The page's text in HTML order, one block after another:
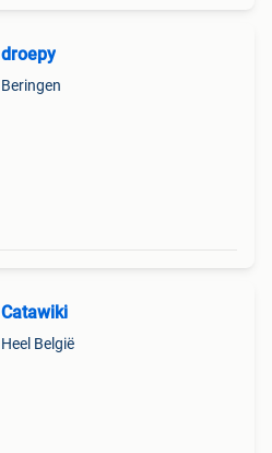
droepy
Beringen
Catawiki
Heel België